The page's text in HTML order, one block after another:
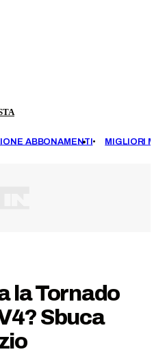
ABBONAMENTI MIGLIORI
la Tornado
Sbuca